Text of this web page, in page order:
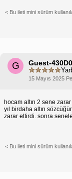
< Bu ileti mini sürüm
G Guest-
15 Mayıs 2025
hocam altın 2 sene
yıl birdaha altın
zarar ettirdi. sonra
< Bu ileti mini sürüm